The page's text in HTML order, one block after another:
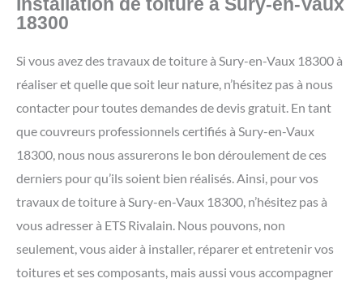
Installation de toiture à Sury-en-Vaux
18300
Si vous avez des travaux de toiture à Sury-en-Vaux 18300 à
réaliser et quelle que soit leur nature, n’hésitez pas à nous
contacter pour toutes demandes de devis gratuit. En tant
que couvreurs professionnels certifiés à Sury-en-Vaux
18300, nous nous assurerons le bon déroulement de ces
derniers pour qu’ils soient bien réalisés. Ainsi, pour vos
travaux de toiture à Sury-en-Vaux 18300, n’hésitez pas à
vous adresser à ETS Rivalain. Nous pouvons, non
seulement, vous aider à installer, réparer et entretenir vos
toitures et ses composants, mais aussi vous accompagner